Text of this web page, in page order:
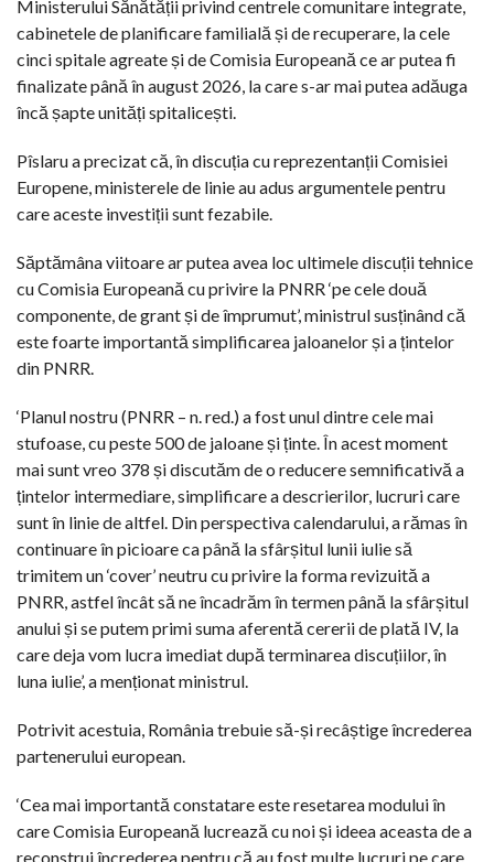
Ministerului Sănătății privind centrele comunitare integrate,
cabinetele de planificare familială și de recuperare, la cele
cinci spitale agreate și de Comisia Europeană ce ar putea fi
finalizate până în august 2026, la care s-ar mai putea adăuga
încă șapte unități spitalicești.
Pîslaru a precizat că, în discuția cu reprezentanții Comisiei
Europene, ministerele de linie au adus argumentele pentru
care aceste investiții sunt fezabile.
Săptămâna viitoare ar putea avea loc ultimele discuții tehnice
cu Comisia Europeană cu privire la PNRR ‘pe cele două
componente, de grant și de împrumut’, ministrul susținând că
este foarte importantă simplificarea jaloanelor și a țintelor
din PNRR.
‘Planul nostru (PNRR – n. red.) a fost unul dintre cele mai
stufoase, cu peste 500 de jaloane și ținte. În acest moment
mai sunt vreo 378 și discutăm de o reducere semnificativă a
țintelor intermediare, simplificare a descrierilor, lucruri care
sunt în linie de altfel. Din perspectiva calendarului, a rămas în
continuare în picioare ca până la sfârșitul lunii iulie să
trimitem un ‘cover’ neutru cu privire la forma revizuită a
PNRR, astfel încât să ne încadrăm în termen până la sfârșitul
anului și se putem primi suma aferentă cererii de plată IV, la
care deja vom lucra imediat după terminarea discuțiilor, în
luna iulie’, a menționat ministrul.
Potrivit acestuia, România trebuie să-și recâștige încrederea
partenerului european.
‘Cea mai importantă constatare este resetarea modului în
care Comisia Europeană lucrează cu noi și ideea aceasta de a
reconstrui încrederea pentru că au fost multe lucruri pe care